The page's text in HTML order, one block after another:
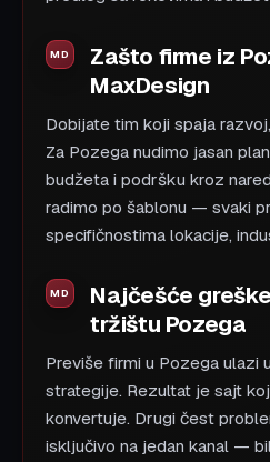
Zašto firme iz
MaxDesign
Dobijate tim koji spaja
Za Pozega nudimo jasan
budžeta i podršku kroz
radimo po šablonu — svaki
specifičnostima lokacije,
Najčešće
tržištu Pozega
Previše firmi u Pozega ulazi
strategije. Rezultat je sajt
konvertuje. Drugi čest
isključivo na jedan kanal —